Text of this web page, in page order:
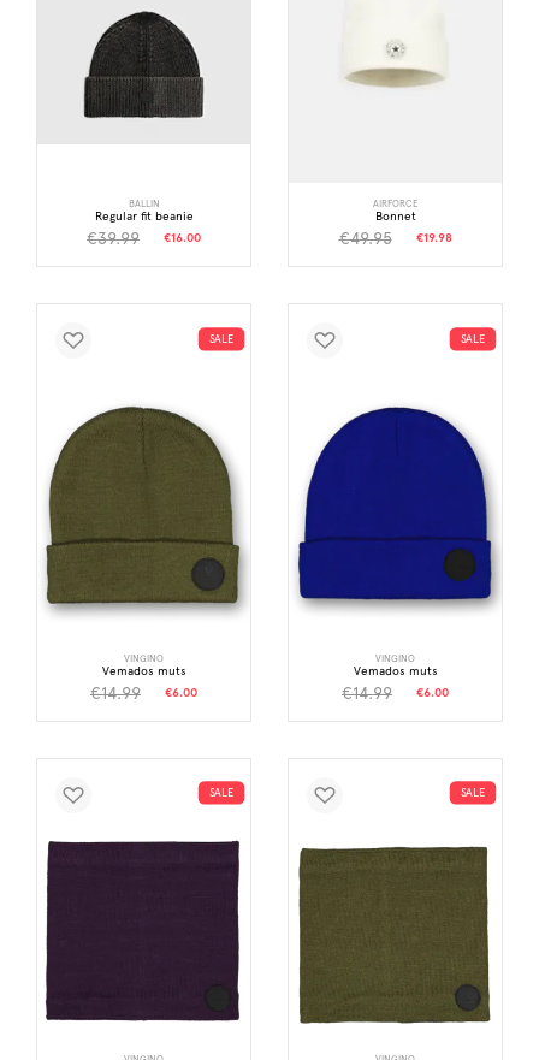
BALLIN
Regular fit beanie
€39.99 €16.00
AIRFORCE
Bonnet
€49.95 €19.98
SALE
VINGINO
Vemados muts
€14.99 €6.00
SALE
VINGINO
Vemados muts
€14.99 €6.00
SALE SALE